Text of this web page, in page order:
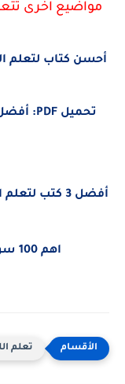
مواضيع اخرى
أحسن كتاب لتعلم
أفضل 3 كتب لتعلم اللغة الإنجليزية PDF من الصفر ببساطة
اهم 100 سؤال وجواب في اللغة الانجليزية
تعلم